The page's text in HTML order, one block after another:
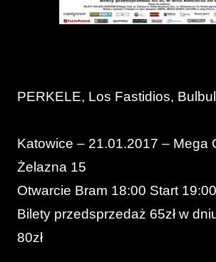
PERKELE, Los Fastidios,
Katowice – 21.01.2017 – Mega
Żelazna 15
Otwarcie Bram 18:00 Start 19:00
Bilety przedsprzedaż 65zł w
80zł